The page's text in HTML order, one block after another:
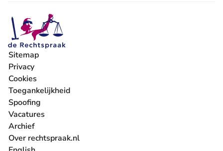
Sitemap
Privacy
Cookies
Toegankelijkheid
Spoofing
Vacatures
- U verlaat Rechtspraak.nl
Archief
Over rechtspraak.nl